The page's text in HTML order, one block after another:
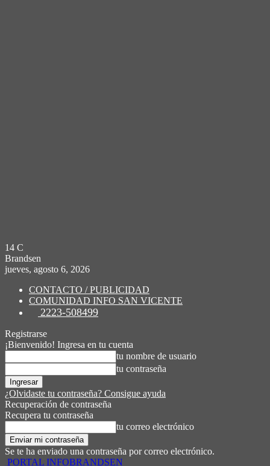
14 C
Brandsen
jueves, agosto 6, 2026
CONTACTO / PUBLICIDAD
COMUNIDAD INFO SAN VICENTE
2223-508499
Registrarse
¡Bienvenido! Ingresa en tu cuenta
tu nombre de usuario
tu contraseña
¿Olvidaste tu contraseña? Consigue ayuda
Recuperación de contraseña
Recupera tu contraseña
tu correo electrónico
Se te ha enviado una contraseña por correo electrónico.
PORTAL INFOBRANDSEN